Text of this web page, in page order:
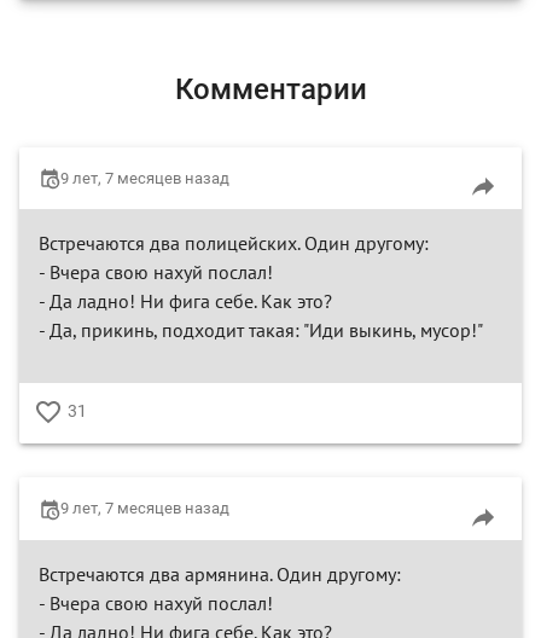
Комментарии
9 лет, 7 месяцев назад
Встречаются два полицейских. Один другому:
- Вчера свою нахуй послал!
- Да ладно! Ни фига себе. Как это?
- Да, прикинь, подходит такая: "Иди выкинь, мусор!"
♥
31
9 лет, 7 месяцев назад
Встречаются два армянина. Один другому:
- Вчера свою нахуй послал!
- Да ладно! Ни фига себе. Как это?